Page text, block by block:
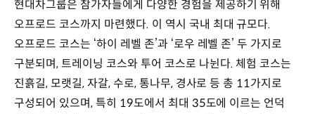
현대차그룹은 참가자들에게 다양한 경험을 제공하기 위해
오프로드 코스까지 마련했다. 이 역시 국내 최대 규모다.
오프로드 코스는 ‘하이 레벨 존’과 ‘로우 레벨 존’ 두 가지로
구분되며, 트레이닝 코스와 투어 코스로 나뉜다. 체험 코스는
진흙길, 모랫길, 자갈, 수로, 통나무, 경사로 등 총 11가지로
구성되어 있으며, 특히 19도에서 최대 35도에 이르는 언덕